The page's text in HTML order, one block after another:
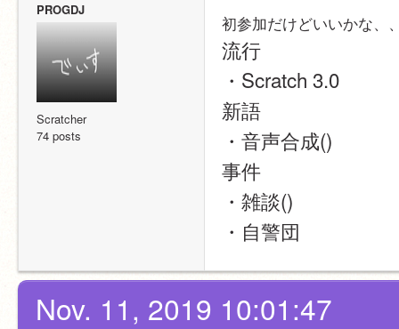
PROGDJ
Scratcher
74 posts
初参加だけどいいかな、
流行
・Scratch 3.0
新語
・音声合成()
事件
・雑談()
・自警団
Nov. 11, 2019 10:01:47